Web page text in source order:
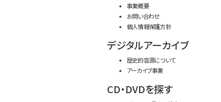
事業概要
お問い合わせ
個人情報保護方針
デジタルアーカイブ
歴史的音源について
アーカイブ事業
CD・DVDを探す